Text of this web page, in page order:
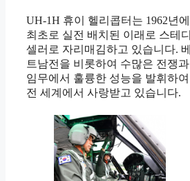
UH-1H 휴이 헬리콥터는 1962년에
최초로 실전 배치된 이래로 스테디
셀러로 자리매김하고 있습니다. 베
트남전을 비롯하여 수많은 전쟁과
임무에서 훌륭한 성능을 발휘하여
전 세계에서 사랑받고 있습니다.